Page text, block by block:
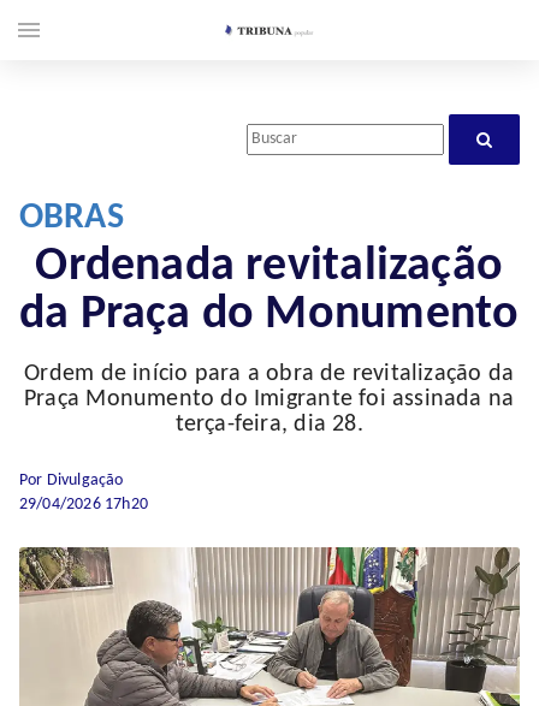
OBRAS
Ordenada revitalização
da Praça do Monumento
Ordem de início para a obra de revitalização da
Praça Monumento do Imigrante foi assinada na
terça-feira, dia 28.
Por Divulgação
29/04/2026 17h20
menu